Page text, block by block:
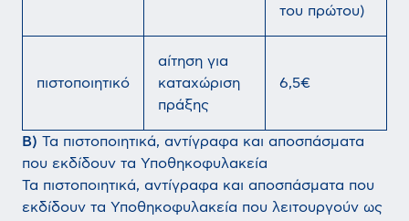
του πρώτου)
πιστοποιητικό
αίτηση για
καταχώριση
πράξης
6,5€
Β) Τα πιστοποιητικά, αντίγραφα και αποσπάσματα
που εκδίδουν τα Υποθηκοφυλακεία
Τα πιστοποιητικά, αντίγραφα και αποσπάσματα που
εκδίδουν τα Υποθηκοφυλακεία που λειτουργούν ως